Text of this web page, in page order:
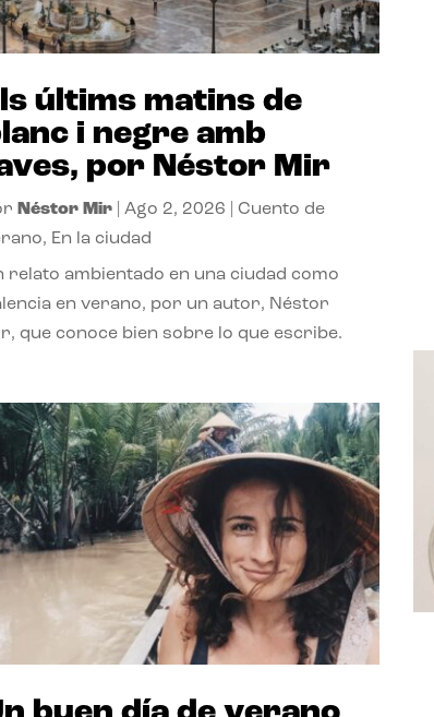
últims matins de
i negre amb
por Néstor Mir
Néstor Mir |Ago 2, 2026 |Cuento de
, En la ciudad
relato ambientado en una ciudad como
en verano, por un autor, Néstor
que conoce bien sobre lo que escribe.